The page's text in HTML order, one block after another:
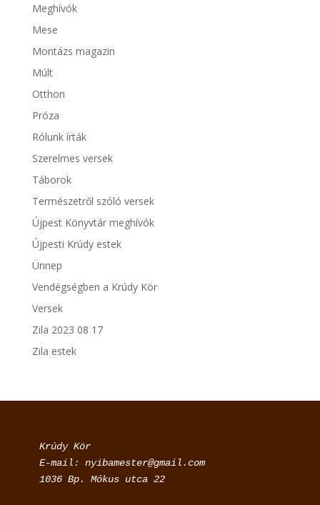
Meghívók
Mese
Montázs magazin
Múlt
Otthon
Próza
Rólunk írták
Szerelmes versek
Táborok
Természetről szóló versek
Újpest Könyvtár meghívók
Újpesti Krúdy estek
Ünnep
Vendégségben a Krúdy Kör
Versek
Zila 2023 08 17
Zila estek
Krúdy Kör
E-mail: nyibamester@gmail.com
1036 Bp. Mókus utca 22